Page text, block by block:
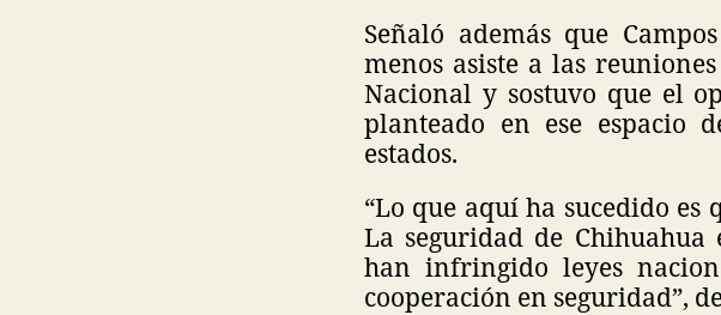
Señaló además que
menos asiste a las
Nacional y sostuvo que el
planteado en ese espacio
estados.
“Lo que aquí ha sucedido
La seguridad de
han infringido leyes
cooperación en seguridad”,